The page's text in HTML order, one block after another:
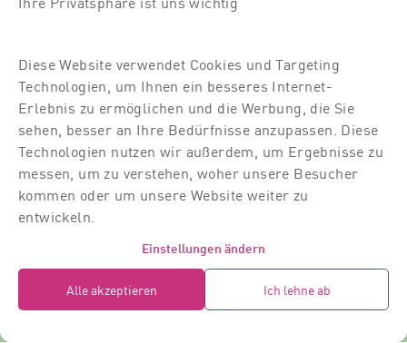
Diese Website verwendet Cookies und Targeting
Technologien, um Ihnen ein besseres Internet-
Erlebnis zu ermöglichen und die Werbung, die Sie
sehen, besser an Ihre Bedürfnisse anzupassen. Diese
Technologien nutzen wir außerdem, um Ergebnisse zu
messen, um zu verstehen, woher unsere Besucher
kommen oder um unsere Website weiter zu
entwickeln.
Einstellungen ändern
Alle akzeptieren Ich lehne ab
Über uns
Für Dich
Für Partner
Kontakt
Standort
Raumvermietung